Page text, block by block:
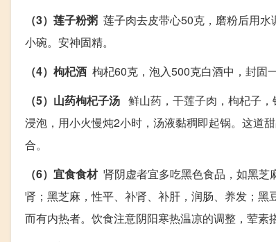
（3）莲子粉粥 莲子肉去皮带心50克，磨粉后用
小碗。安神固精。
（4）枸杞酒 枸杞60克，泡入500克白酒中，封固
（5）山药枸杞子汤 鲜山药，干莲子肉，枸杞子
浸泡，用小火慢炖2小时，汤液黏稠即起锅。这道
合。
（6）宜食食材肾阴虚者宜多吃黑色食品，如黑芝
肾；黑芝麻，性平、补肾、补肝，润肠、养发；
而有内热者。饮食注意阴阳寒热温凉的调整，荤素